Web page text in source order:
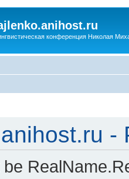
конференция Николая
-
be